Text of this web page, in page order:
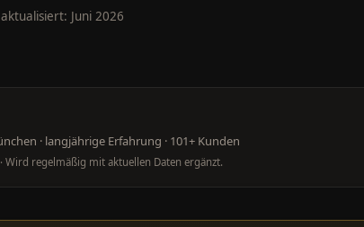
Juni 2026
· langjährige Erfahrung · 101+ Kunden
Wird regelmäßig mit aktuellen Daten ergänzt.